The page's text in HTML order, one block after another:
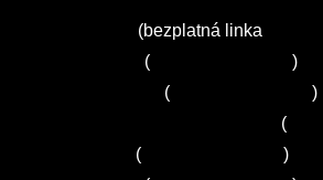
(bezplatná linka
(
)
(
)
(
(
)